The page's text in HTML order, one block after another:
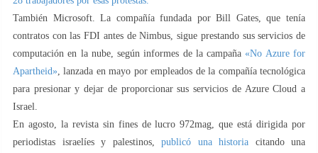
También Microsoft. La compañía fundada por Bill Gates, que tenía
contratos con las FDI antes de Nimbus, sigue prestando sus servicios de
computación en la nube, según informes de la campaña«No Azure for
Apartheid» , lanzada en mayo por empleados de la compañía tecnológica
para presionar y dejar de proporcionar sus servicios de Azure Cloud a
Israel.
En agosto, la revista sin fines de lucro 972mag, que está dirigida por
periodistas israelíes y palestinos, publicó una historia citando una